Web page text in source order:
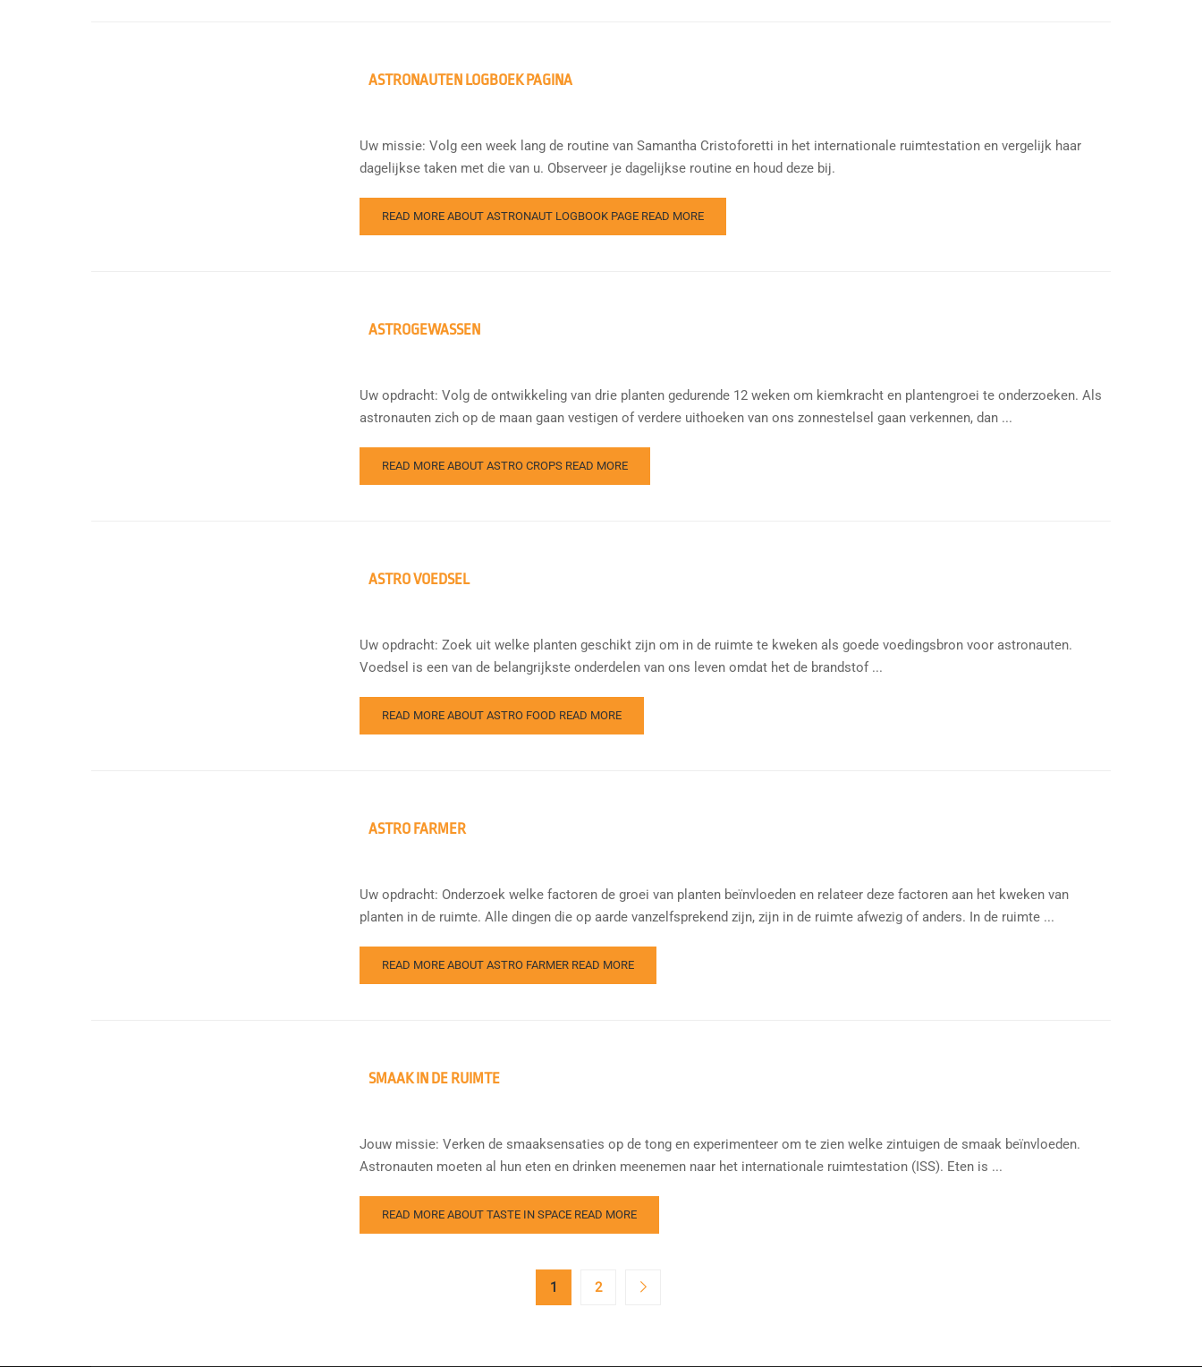
ASTRONAUTEN LOGBOEK PAGINA
Uw missie: Volg een week lang de routine van Samantha Cristoforetti in het internationale ruimtestation en vergelijk haar
dagelijkse taken met die van u. Observeer je dagelijkse routine en houd deze bij.
READ MORE ABOUT ASTRONAUT LOGBOOK PAGE READ MORE
ASTROGEWASSEN
Uw opdracht: Volg de ontwikkeling van drie planten gedurende 12 weken om kiemkracht en plantengroei te onderzoeken. Als
astronauten zich op de maan gaan vestigen of verdere uithoeken van ons zonnestelsel gaan verkennen, dan ...
READ MORE ABOUT ASTRO CROPS READ MORE
ASTRO VOEDSEL
Uw opdracht: Zoek uit welke planten geschikt zijn om in de ruimte te kweken als goede voedingsbron voor astronauten.
Voedsel is een van de belangrijkste onderdelen van ons leven omdat het de brandstof ...
READ MORE ABOUT ASTRO FOOD READ MORE
ASTRO FARMER
Uw opdracht: Onderzoek welke factoren de groei van planten beïnvloeden en relateer deze factoren aan het kweken van
planten in de ruimte. Alle dingen die op aarde vanzelfsprekend zijn, zijn in de ruimte afwezig of anders. In de ruimte ...
READ MORE ABOUT ASTRO FARMER READ MORE
SMAAK IN DE RUIMTE
Jouw missie: Verken de smaaksensaties op de tong en experimenteer om te zien welke zintuigen de smaak beïnvloeden.
Astronauten moeten al hun eten en drinken meenemen naar het internationale ruimtestation (ISS). Eten is ...
READ MORE ABOUT TASTE IN SPACE READ MORE
1 2